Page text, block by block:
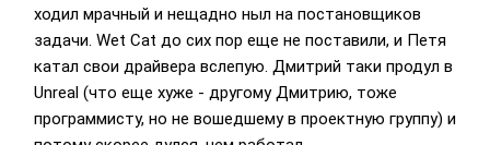
ходил мрачный и нещадно ныл на постановщиков
задачи. Wet Cat до сих пор еще не поставили, и Петя
катал свои драйвера вслепую. Дмитрий таки продул в
Unreal (что еще хуже - другому Дмитрию, тоже
программисту, но не вошедшему в проектную группу) и